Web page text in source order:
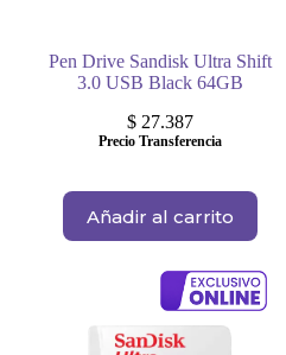
Pen Drive Sandisk Ultra Shift
3.0 USB Black 64GB
$ 27.387
Precio Transferencia
Añadir al carrito